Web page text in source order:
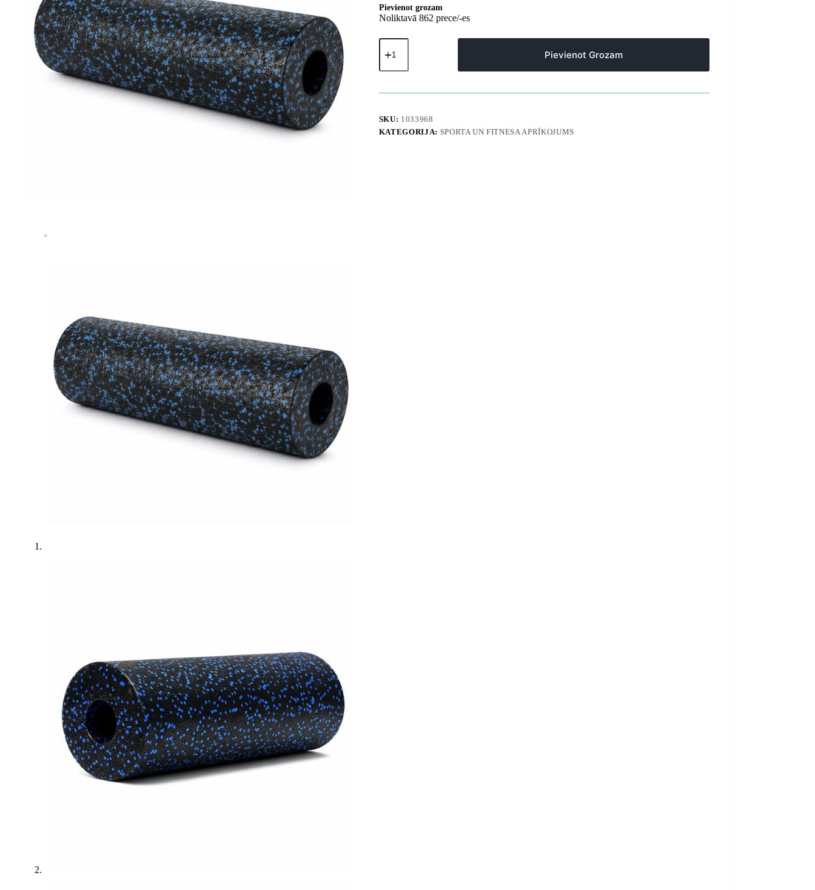
Pievienot grozam
Noliktavā 862 prece/-es
Masāžas
vingrinājumu
45
-
daudzums
Pievienot Grozam
SKU: 1033968
KATEGORIJA: SPORTA UN FITNESA APRĪKOJUMS